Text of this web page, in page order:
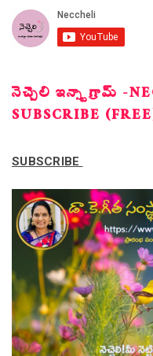
నెచ్చెలి ఇన్స్టాగ్రామ్ -
SUBSCRIBE
SUBSCRIBE